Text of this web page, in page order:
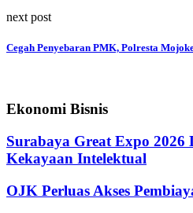
next post
Cegah Penyebaran PMK, Polresta
Ekonomi Bisnis
Surabaya Great Expo 2026
Kekayaan Intelektual
OJK Perluas Akses